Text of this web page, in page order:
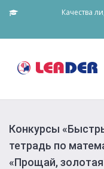
Качества
Конкурсы
тетрадь по
«Прощай, золотая